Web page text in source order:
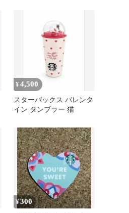
¥4,500
スターバックス バレンタ
イン タンブラー 猫
¥300